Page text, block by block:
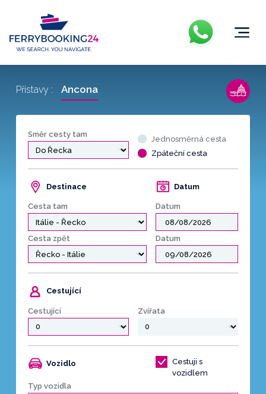
Směr cesty tam
Jednosměrná cesta
Zpáteční cesta
Destinace
Cesta tam
Datum
Datum
Cesta zpět Datum
Cestující
Cestující Zvířata
Vozidlo
Cestuji s
vozidlem
Typ vozidla
Přístavy : Ancona